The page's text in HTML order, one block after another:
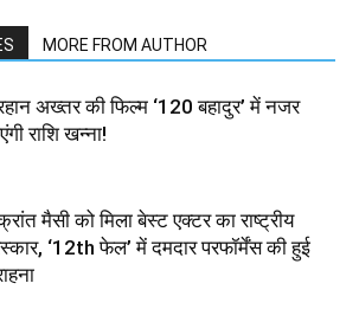
MORE FROM AUTHOR
अख्तर की फिल्म ‘120 बहादुर’ में नजर
राशि खन्ना!
मैसी को मिला बेस्ट एक्टर का राष्ट्रीय
‘12th फेल’ में दमदार परफॉर्मेंस की हुई